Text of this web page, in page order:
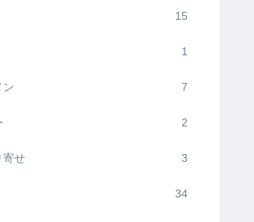
15
1
ン 7
2
寄せ 3
34